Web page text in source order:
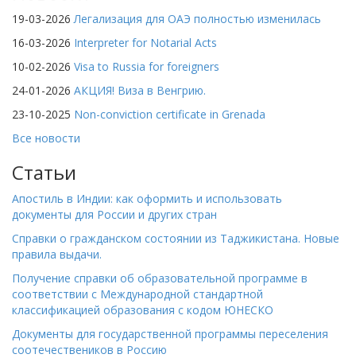
19-03-2026 Легализация для ОАЭ полностью изменилась
16-03-2026 Interpreter for Notarial Acts
10-02-2026 Visa to Russia for foreigners
24-01-2026 АКЦИЯ! Виза в Венгрию.
23-10-2025 Non-conviction certificate in Grenada
Все новости
Статьи
Апостиль в Индии: как оформить и использовать
документы для России и других стран
Справки о гражданском состоянии из Таджикистана. Новые
правила выдачи.
Получение справки об образовательной программе в
соответствии с Международной стандартной
классификацией образования с кодом ЮНЕСКО
Документы для государственной программы переселения
соотечествеников в Россию